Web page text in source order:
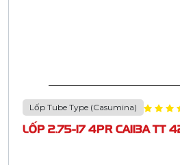
Lốp Tube Type (Casumina)
LỐP 2.75-17 4PR CA113A TT